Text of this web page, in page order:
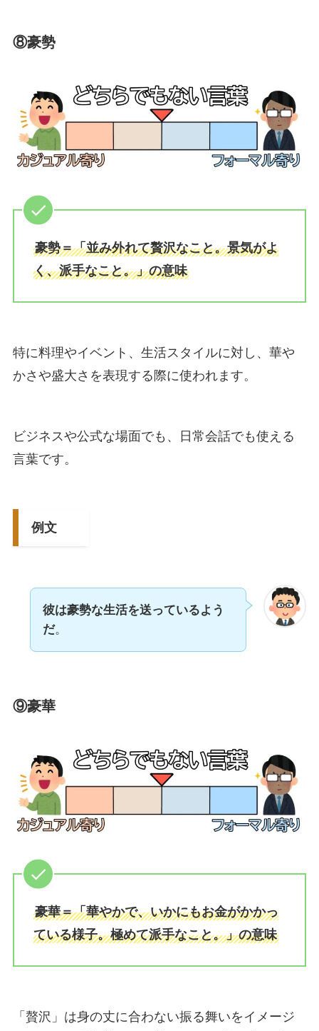
⑧豪勢
豪勢＝「並み外れて贅沢なこと。景気がよ
く、派手なこと。」の意味
特に料理やイベント、生活スタイルに対し、華や
かさや盛大さを表現する際に使われます。
ビジネスや公式な場面でも、日常会話でも使える
言葉です。
例文
彼は豪勢な生活を送っているよう
だ。
⑨豪華
豪華＝「華やかで、いかにもお金がかかっ
ている様子。極めて派手なこと。」の意味
「贅沢」は身の丈に合わない振る舞いをイメージ